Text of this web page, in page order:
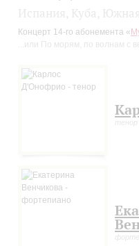
Концерт 14-го абонемента «
...или По морям, по волнам с